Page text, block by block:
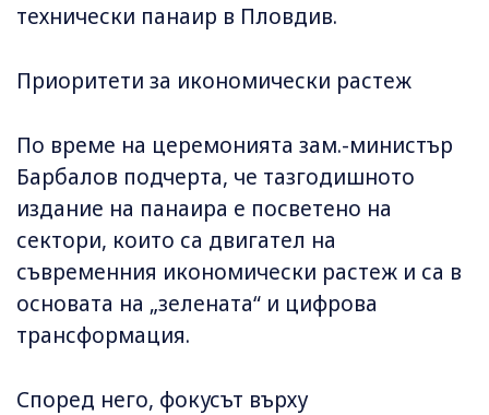
технически панаир в Пловдив.
Приоритети за икономически растеж
По време на церемонията зам.-министър
Барбалов подчерта, че тазгодишното
издание на панаира е посветено на
сектори, които са двигател на
съвременния икономически растеж и са в
основата на „зелената“ и цифрова
трансформация.
Според него, фокусът върху